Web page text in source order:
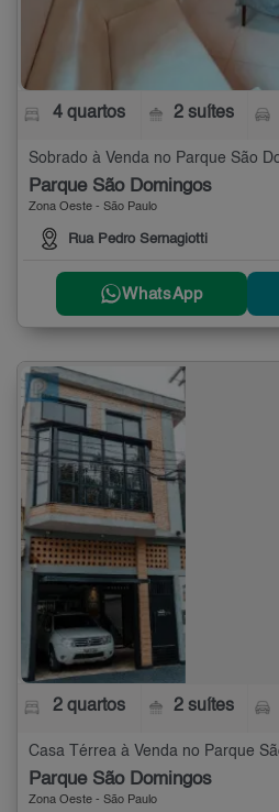
4 quartos 2 suítes
Parque São Domingos
Zona Oeste - São Paulo
Rua Pedro Sernagiotti
WhatsApp
2 quartos 2 suítes
Parque São Domingos
Zona Oeste - São Paulo